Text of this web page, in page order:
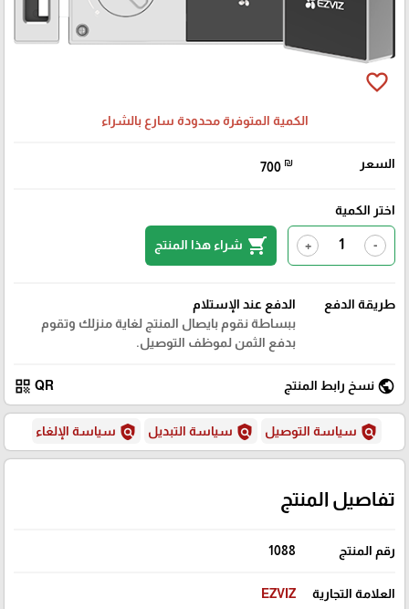
favorite_border
الكمية المتوفرة محدودة سارع بالشراء
السعر 700 ₪
اختر الكمية
-
+
shopping_cart شراء هذا المنتج
طريقة الدفع
الدفع عند الإستلام
ببساطة نقوم بايصال المنتج لغاية منزلك وتقوم
بدفع الثمن لموظف التوصيل.
public نسخ رابط المنتج QR
qr_code
policy سياسة التوصيل policy سياسة التبديل policy سياسة الإلغاء
تفاصيل المنتج
رقم المنتج 1088
العلامة التجارية EZVIZ